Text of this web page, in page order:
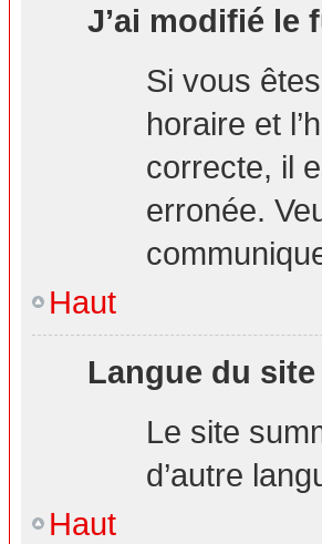
J’ai modifié le
Si vous
horaire et
correcte, il
erronée.
Haut
Langue du
Le site
d’autre
Haut